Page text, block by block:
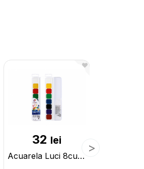
32 lei
Acuarela Luci 8cul (Clasic) 19C1284-08